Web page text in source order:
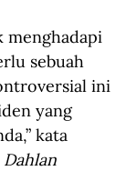
menghadapi
sebuah
ini
yang
kata